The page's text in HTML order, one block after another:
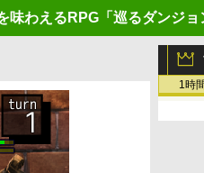
わえるRPG「巡るダンジョ
1時